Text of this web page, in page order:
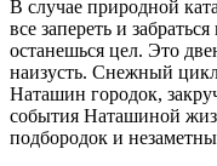
В случае природной
все запереть и
останешься цел. Это
наизусть. Снежный
Наташин городок,
события Наташиной
подбородок и